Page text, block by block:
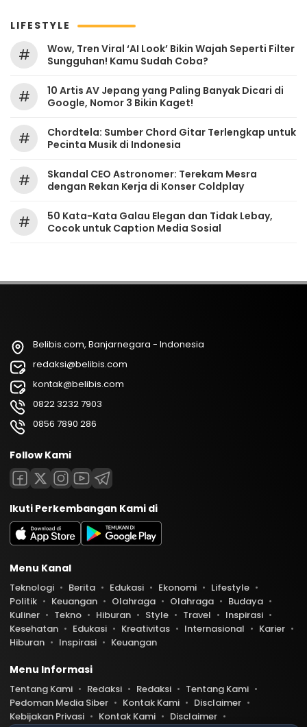
LIFESTYLE
#
Wow, Tren Viral ‘AI Look’ Bikin Wajah Seperti Filter
Sungguhan! Kamu Sudah Coba?
#
10 Artis AV Jepang yang Paling Banyak Dicari di
Google, Nomor 3 Bikin Kaget!
#
Chordtela: Sumber Chord Gitar Terlengkap untuk
Pecinta Musik di Indonesia
#
Skandal CEO Astronomer: Terekam Mesra
dengan Rekan Kerja di Konser Coldplay
#
50 Kata-Kata Galau Elegan dan Tidak Lebay,
Cocok untuk Caption Media Sosial
Belibis.com, Banjarnegara - Indonesia
redaksi@belibis.com
kontak@belibis.com
0822 3232 7903
0856 7890 286
Follow Kami
Ikuti Perkembangan Kami di
Menu Kanal
Teknologi Berita Edukasi Ekonomi
Lifestyle
Politik
Keuangan Olahraga Olahraga
Budaya
Kuliner
Tekno Hiburan Style Travel
Inspirasi
Kesehatan
Edukasi Kreativitas Internasional
Karier
Hiburan
Inspirasi Keuangan
Menu Informasi
Tentang Kami Redaksi Redaksi
Tentang Kami
Pedoman Media Siber
Kontak Kami
Disclaimer
Kebijakan Privasi
Kontak Kami
Disclaimer